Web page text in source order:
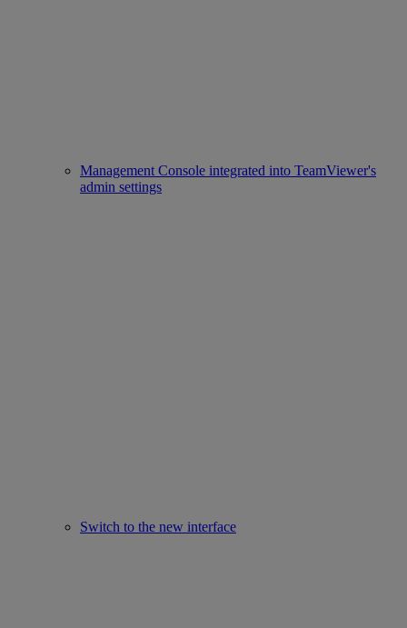
Management Console integrated into TeamViewer's
admin settings
Switch to the new interface